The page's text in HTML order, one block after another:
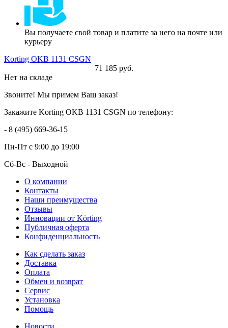
Вы получаете свой товар и платите за него на почте или
курьеру
Korting OKB 1131 CSGN
71 185 руб.
Нет на складе
Звоните! Мы примем Ваш заказ!
Закажите Korting OKB 1131 CSGN по телефону:
- 8 (495) 669-36-15
Пн-Пт с 9:00 до 19:00
Сб-Вс - Выходной
О компании
Контакты
Наши преимущества
Отзывы
Инновации от Körting
Публичная оферта
Конфиденциальность
Как сделать заказ
Доставка
Оплата
Обмен и возврат
Сервис
Установка
Помощь